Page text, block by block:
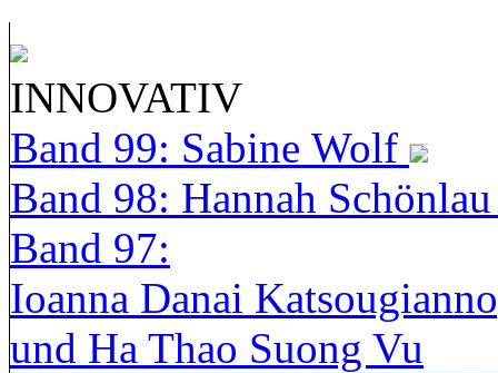
INNOVATIV
Band 99: Sabine Wolf
Band 98: Hannah
Band 97:
Ioanna Danai
und Ha Thao Suong Vu